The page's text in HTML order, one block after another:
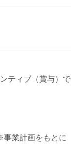
ティブ（賞与）で
業計画をもとに